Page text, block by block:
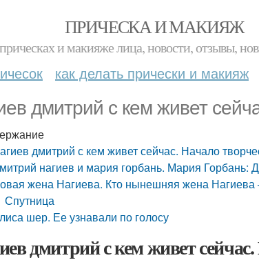
ПРИЧЕСКА И МАКИЯЖ
и макияже лица, новости, отзывы,
как делать прически и макияж
дмитрий с кем живет
дмитрий с кем живет сейчас. Начало
нагиев и мария горбань. Мария Горбань:
жена Нагиева. Кто нынешняя жена
Спутница
шер. Ее узнавали по голосу
дмитрий с кем живет